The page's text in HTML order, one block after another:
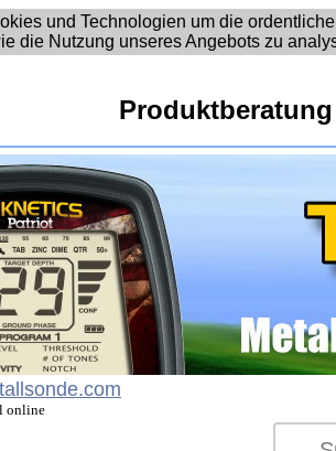
und Technologien um die
die Nutzung unseres Angebots zu
online